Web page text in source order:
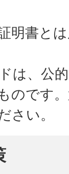
明書と
は、公
のです
さい。